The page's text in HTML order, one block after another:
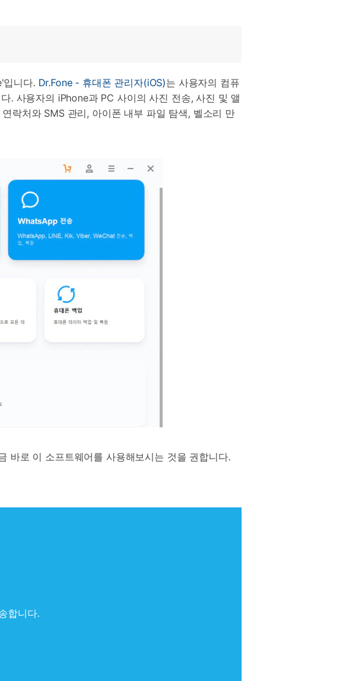
입니다. Dr.Fone - 휴대폰 관리자(iOS)는 사용자의 컴퓨
. 사용자의 iPhone과 PC 사이의 사진 전송, 사진 및 앨
락처와 SMS 관리, 아이폰 내부 파일 탐색, 벨소리 만
바로 이 소프트웨어를 사용해보시는 것을 권합니다.
합니다.